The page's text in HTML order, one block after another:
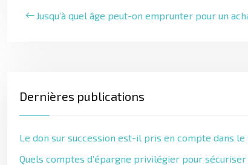
Jusqu’à quel âge peut-on emprunter pour un
Dernières publications
Le don sur succession est-il pris en compte dans le
Quels comptes d’épargne privilégier pour